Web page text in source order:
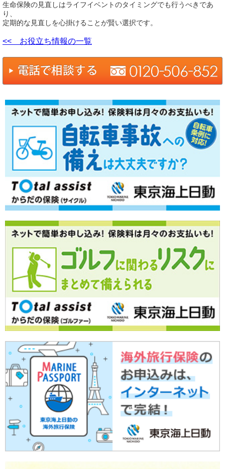
生命保険の見直しはライフイベントのタイミングでも行うべきであ
り、
定期的な見直しを心掛けることが賢い選択です。
<< お役立ち情報の一覧